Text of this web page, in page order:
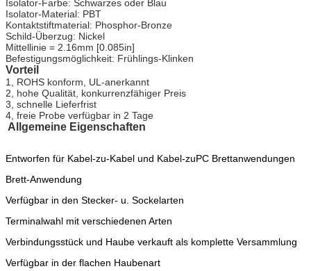
Isolator-Farbe: Schwarzes oder Blau
Isolator-Material: PBT
Kontaktstiftmaterial: Phosphor-Bronze
Schild-Überzug: Nickel
Mittellinie = 2.16mm [0.085in]
Befestigungsmöglichkeit: Frühlings-Klinken
Vorteil
1, ROHS konform, UL-anerkannt
2, hohe Qualität, konkurrenzfähiger Preis
3, schnelle Lieferfrist
4, freie Probe verfügbar in 2 Tage
Allgemeine Eigenschaften
Entworfen für Kabel-zu-Kabel und Kabel-zuPC Brettanwendungen
Brett-Anwendung
Verfügbar in den Stecker- u. Sockelarten
Terminalwahl mit verschiedenen Arten
Verbindungsstück und Haube verkauft als komplette Versammlung
Verfügbar in der flachen Haubenart